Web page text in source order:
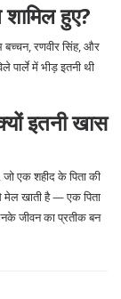
हुए?
बच्चन,रणवीर सिंह, और
पार्ले में भीड़ इतनी थी
इतनी खास
एक शहीद के पिता की
मेल खाती है — एक पिता
जीवन का प्रतीक बन